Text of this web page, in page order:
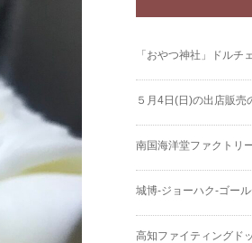
「おやつ神社」ドルチ
５月4日(日)の出店販売
南国海洋堂ファクトリ
城博‐ジョーハク‐ゴー
高知ファイティングド